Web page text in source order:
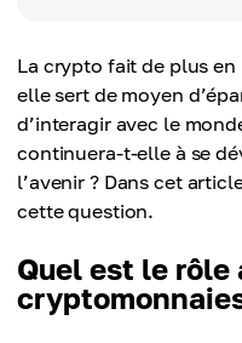
La crypto fait de plus en
elle sert de moyen
d’interagir avec le
continuera-t-elle à se
l’avenir ? Dans cet
cette question.
Quel est le rôle